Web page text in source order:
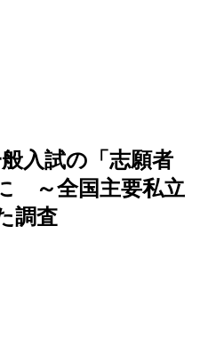
入試の「志願者
～全国主要私立
調査